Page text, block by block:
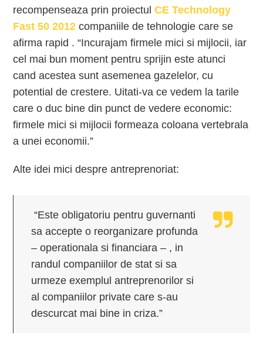
recompenseaza prin proiectulCE Technology
Fast 50 2012companiile de tehnologie care se
afirma rapid . “Incurajam firmele mici si mijlocii, iar
cel mai bun moment pentru sprijin este atunci
cand acestea sunt asemenea gazelelor, cu
potential de crestere. Uitati-va ce vedem la tarile
care o duc bine din punct de vedere economic:
firmele mici si mijlocii formeaza coloana vertebrala
a unei economii.”
Alte idei mici despre antreprenoriat:
“Este obligatoriu pentru guvernanti
sa accepte o reorganizare profunda
– operationala si financiara – , in
randul companiilor de stat si sa
urmeze exemplul antreprenorilor si
al companiilor private care s-au
descurcat mai bine in criza.”